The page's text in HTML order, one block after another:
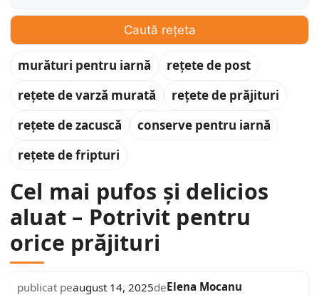
Caută rețeta
murături pentru iarnă
rețete de post
rețete de varză murată
rețete de prăjituri
rețete de zacuscă
conserve pentru iarnă
rețete de fripturi
Cel mai pufos și delicios
aluat – Potrivit pentru
orice prăjituri
publicat peaugust 14, 2025deElena Mocanu